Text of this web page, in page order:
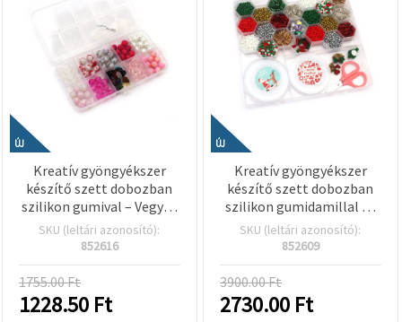
ÚJ
Kreatív gyöngyékszer
készítő szett dobozban
szilikon gumival – Vegyes
formák és színek
SKU (leltári azonosító):
852616
1755.00 Ft
1228.50 Ft
ÚJ
Kreatív gyöngyékszer
készítő szett dobozban
szilikon gumidamillal és
kiegészítőkkel – Vegyes
színek, assortált mix
SKU (leltári azonosító):
852609
3900.00 Ft
2730.00 Ft